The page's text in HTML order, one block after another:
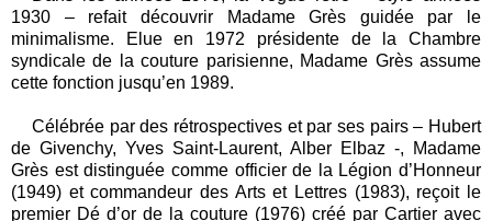
1930 – refait découvrir Madame Grès guidée par le
minimalisme. Elue en 1972 présidente de la Chambre
syndicale de la couture parisienne, Madame Grès assume
cette fonction jusqu’en 1989.
Célébrée par des rétrospectives et par ses pairs – Hubert
de Givenchy, Yves Saint-Laurent, Alber Elbaz -, Madame
Grès est distinguée comme officier de la Légion d’Honneur
(1949) et commandeur des Arts et Lettres (1983), reçoit le
premier Dé d’or de la couture (1976) créé par Cartier avec